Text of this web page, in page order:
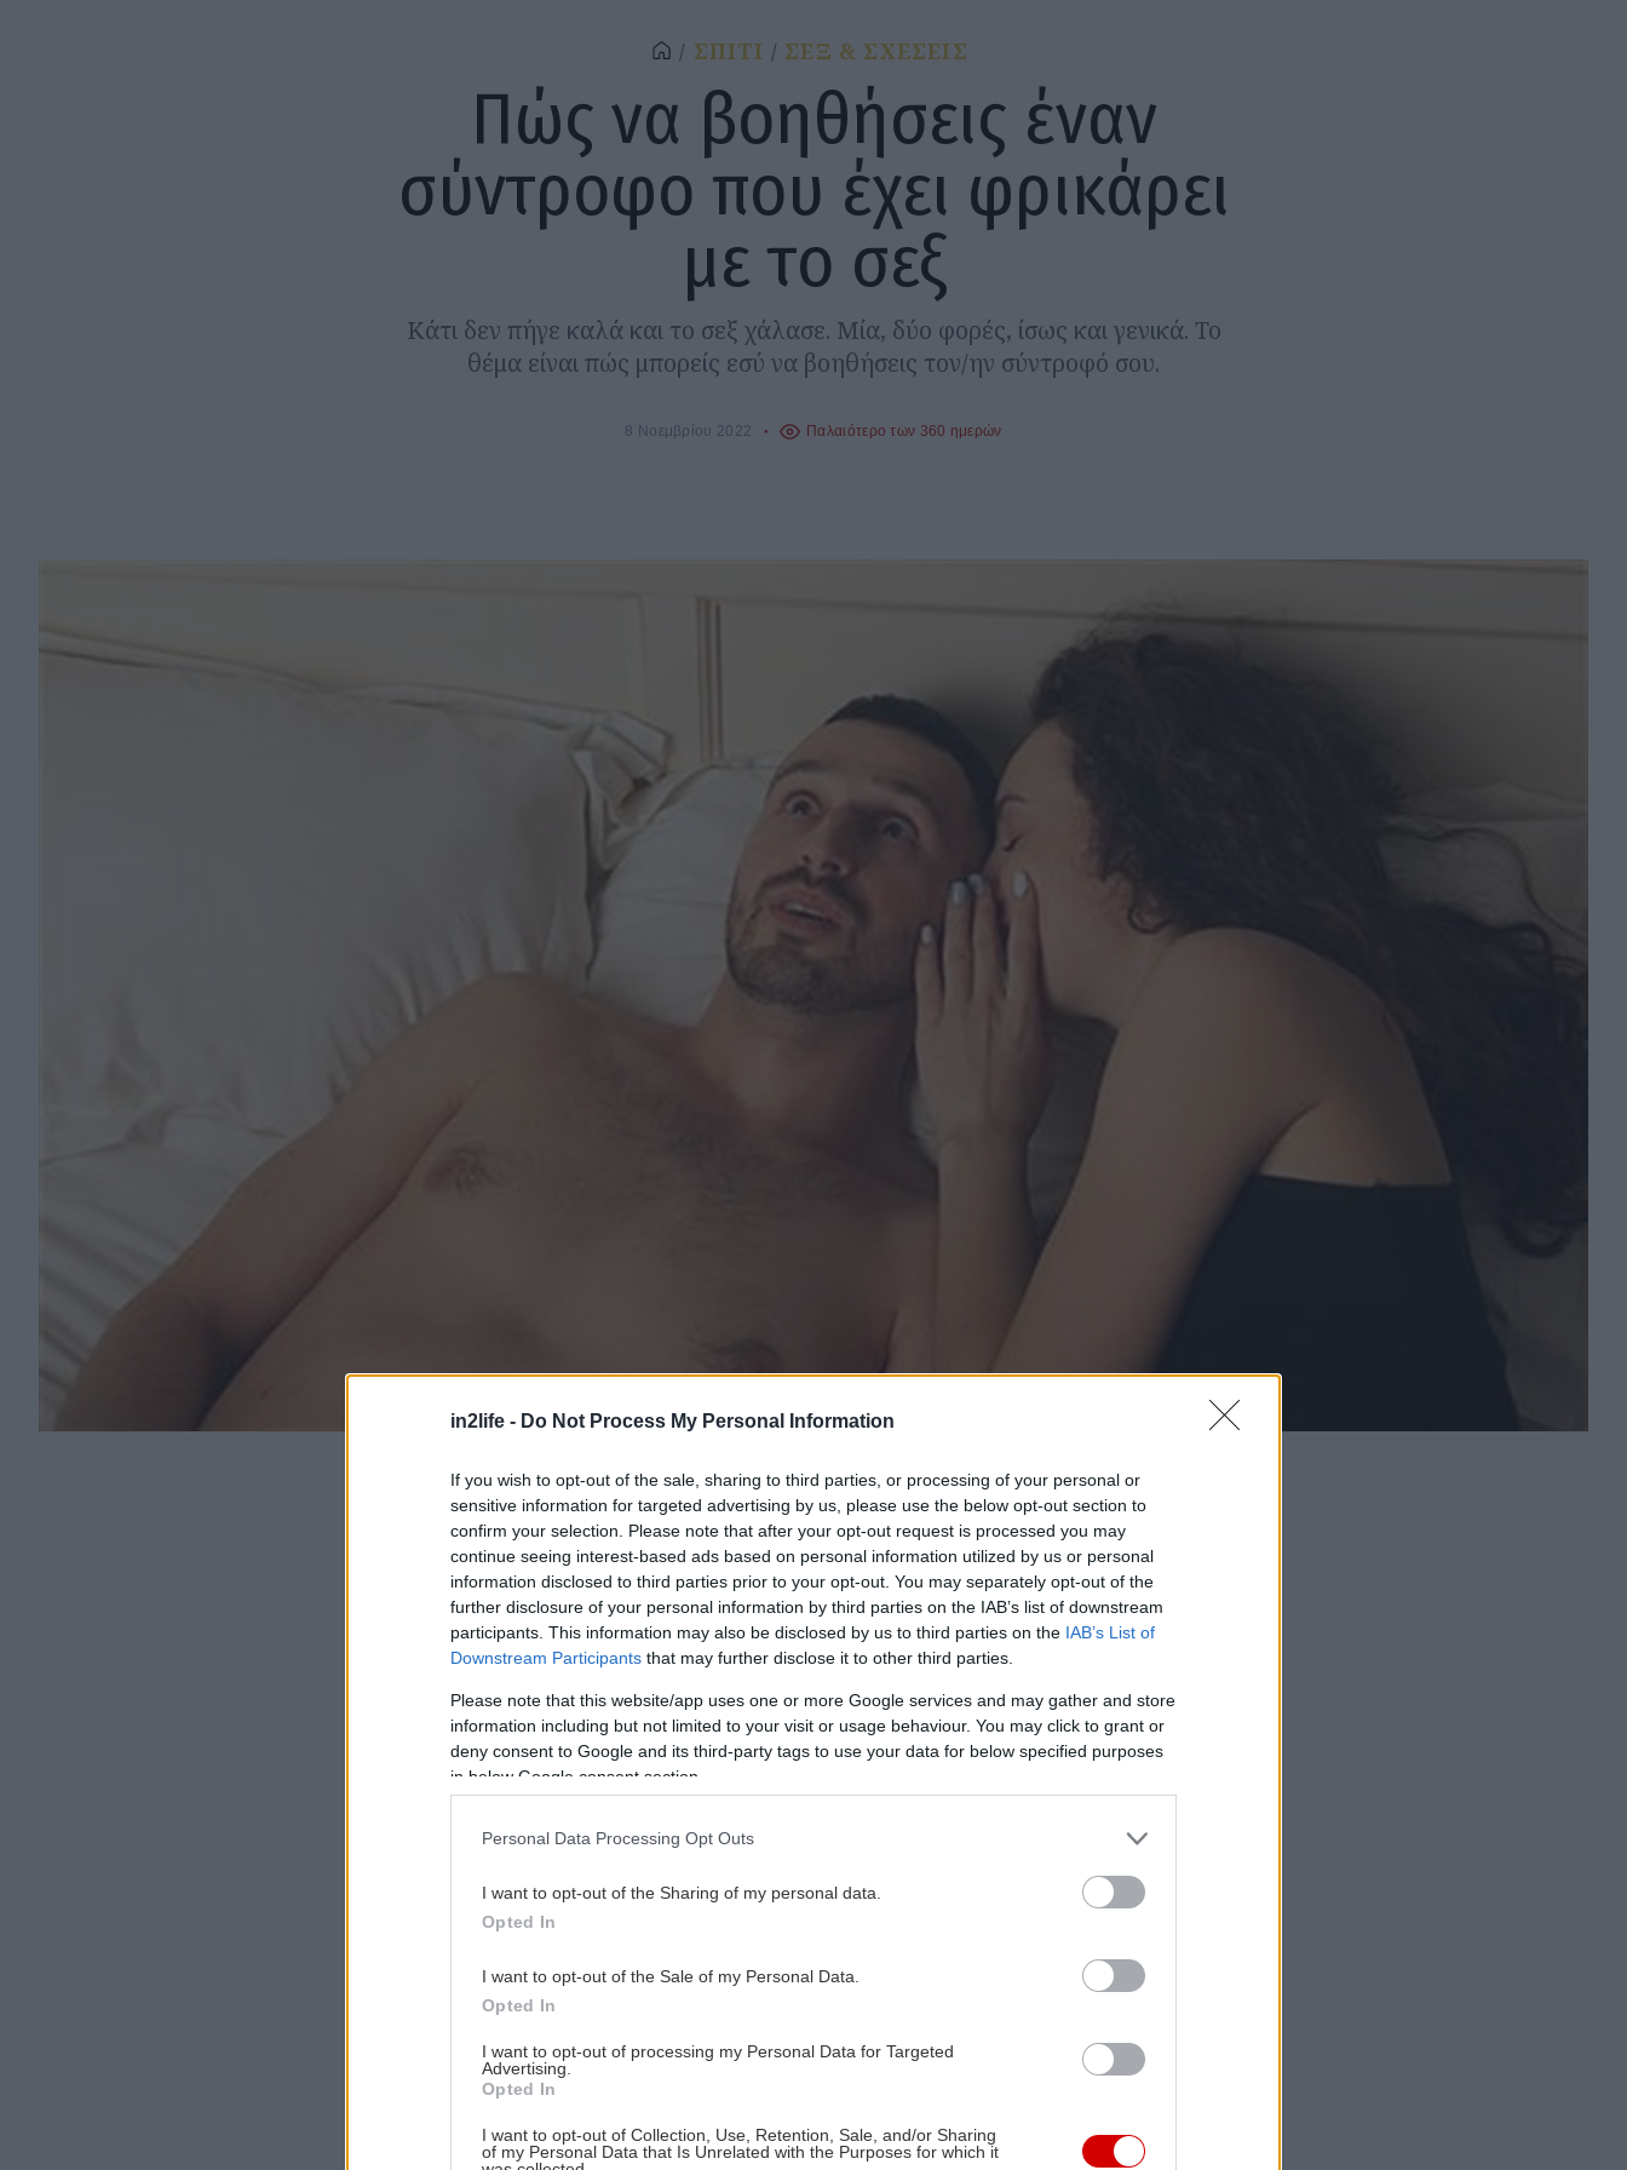
in2life - Do Not Process My Personal Information
If you wish to opt-out of the sale, sharing to third parties, or processing of your personal or
sensitive information for targeted advertising by us, please use the below opt-out section to
confirm your selection. Please note that after your opt-out request is processed you may
continue seeing interest-based ads based on personal information utilized by us or personal
information disclosed to third parties prior to your opt-out. You may separately opt-out of the
further disclosure of your personal information by third parties on the IAB’s list of downstream
participants. This information may also be disclosed by us to third parties on the IAB’s List of
Downstream Participants that may further disclose it to other third parties.
Please note that this website/app uses one or more Google services and may gather and store
information including but not limited to your visit or usage behaviour. You may click to grant or
deny consent to Google and its third-party tags to use your data for below specified purposes
in below Google consent section.
Personal Data Processing Opt Outs
I want to opt-out of the Sharing of my personal data.
Opted In
I want to opt-out of the Sale of my Personal Data.
Opted In
I want to opt-out of processing my Personal Data for Targeted
Advertising.
Opted In
I want to opt-out of Collection, Use, Retention, Sale, and/or Sharing
of my Personal Data that Is Unrelated with the Purposes for which it
ΣΠΙΤΙ ΣΕΞ & ΣΧΕΣΕΙΣ
Πώς να βοηθήσεις έναν
σύντροφο που έχει φρικάρει
με το σεξ
Κάτι δεν πήγε καλά και το σεξ χάλασε. Μία, δύο φορές, ίσως και γενικά. Το
θέμα είναι πώς μπορείς εσύ να βοηθήσεις τον/ην σύντροφό σου.
8 Νοεμβρίου 2022 Παλαιότερο των 360 ημερών